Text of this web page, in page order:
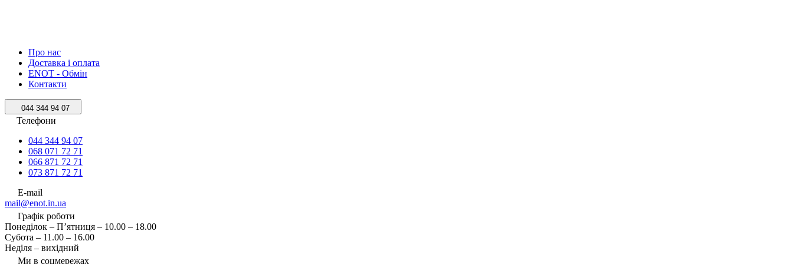
Про нас
Доставка і оплата
ENOT - Обмін
Контакти
044 344 94 07
Телефони
044 344 94 07
068 071 72 71
066 871 72 71
073 871 72 71
E-mail
mail@enot.in.ua
Графік роботи
Понеділок – П’ятниця – 10.00 – 18.00
Субота – 11.00 – 16.00
Неділя – вихідний
Ми в соцмережах